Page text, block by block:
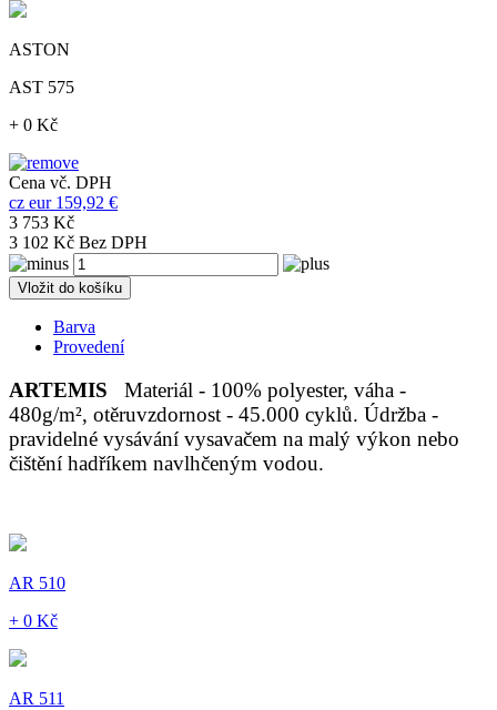
ASTON
AST 575
+ 0 Kč
Cena vč. DPH
cz eur 159,92 €
3 753 Kč
3 102 Kč Bez DPH
Vložit do košíku
Barva
Provedení
ARTEMIS
Materiál - 100% polyester, váha -
480g/m², otěruvzdornost - 45.000 cyklů. Údržba -
pravidelné vysávání vysavačem na malý výkon nebo
čištění hadříkem navlhčeným vodou.
AR 510
+ 0 Kč
AR 511